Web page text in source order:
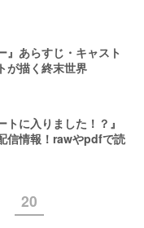
』あらすじ・キャスト
が描く終末世界
に入りました！？』
信情報！rawやpdfで読
20